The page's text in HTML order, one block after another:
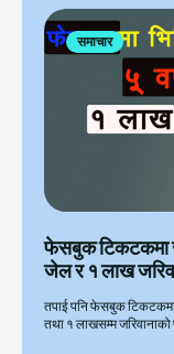
समाचार
फेसबुक टिकटकमा जे
जेल र १ लाख
तपाई पनि फेसबुक टिकटकमा जे पाए